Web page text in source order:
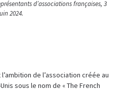
d’associations françaises, 3
2024.
de l’association créée au
sous le nom de « The French